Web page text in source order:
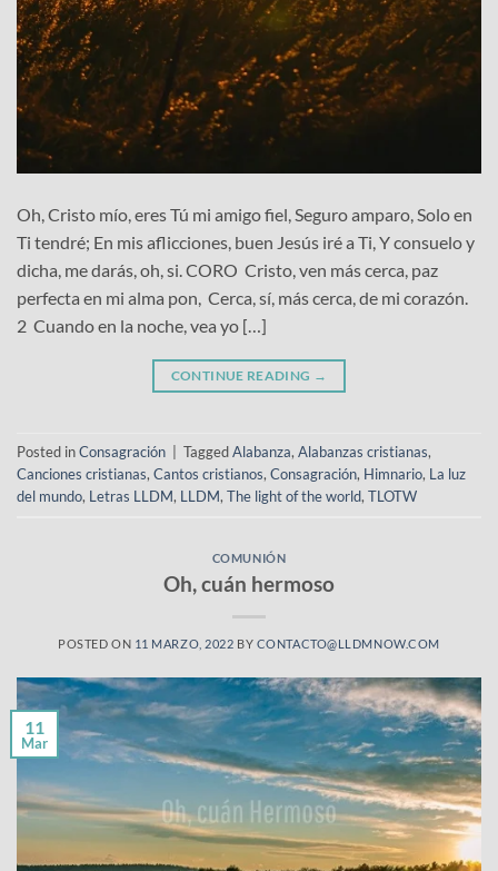
Oh, Cristo mío, eres Tú mi amigo fiel, Seguro amparo, Solo en
Ti tendré; En mis aflicciones, buen Jesús iré a Ti, Y consuelo y
dicha, me darás, oh, si. CORO Cristo, ven más cerca, paz
perfecta en mi alma pon, Cerca, sí, más cerca, de mi corazón.
2 Cuando en la noche, vea yo […]
CONTINUE READING →
Posted inConsagración TaggedAlabanza, Alabanzas cristianas,
Canciones cristianas, Cantos cristianos, Consagración, Himnario, La luz
del mundo, Letras LLDM, LLDM, The light of the world, TLOTW
COMUNIÓN
Oh, cuán hermoso
POSTED ON 11 MARZO, 2022 BY CONTACTO@LLDMNOW.COM
11
Mar